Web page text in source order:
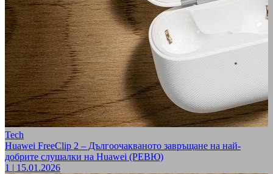
Tech
Huawei FreeClip 2 – Дългоочакваното завръщане на най-
добрите слушалки на Huawei (РЕВЮ)
1 | 15.01.2026